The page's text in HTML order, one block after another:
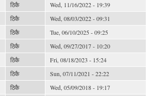
ठिकै
Wed, 11/16/2022 - 19:39
ठिकै
Wed, 08/03/2022 - 09:31
ठिकै
Tue, 06/10/2025 - 09:25
ठिकै
Wed, 09/27/2017 - 10:20
ठिकै
Fri, 08/18/2023 - 15:24
ठिकै
Sun, 07/11/2021 - 22:22
ठिकै
Wed, 05/09/2018 - 19:17